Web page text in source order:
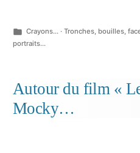
Publié
dans
Crayons... · Tronches, bouilles,
portraits...
Autour du film «
Mocky…